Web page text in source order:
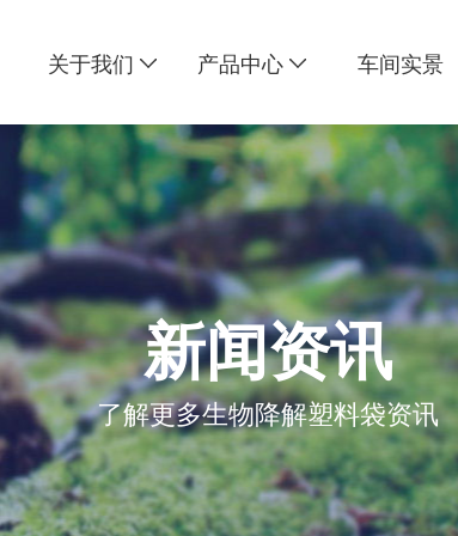
关于我们 产品中心 车间实景
新闻资讯
了解更多生物降解塑料袋资讯